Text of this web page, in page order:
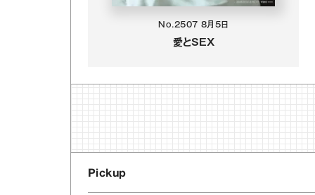
No.2507 8月5日
愛とSEX
Pickup